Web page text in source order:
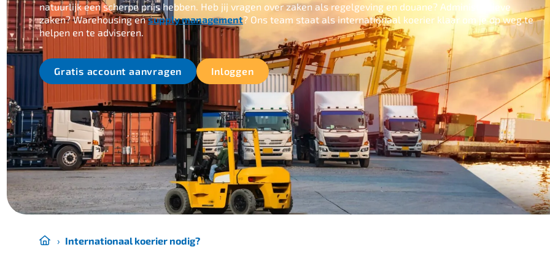
natuurlijk een scherpe prijs hebben. Heb jij vragen over zaken als regelgeving en douane? Administratieve
zaken? Warehousing ensupply management? Ons team staat als internationaal koerier klaar om je op weg te
helpen en te adviseren.
Gratis account aanvragen Inloggen
› Internationaal koerier nodig?